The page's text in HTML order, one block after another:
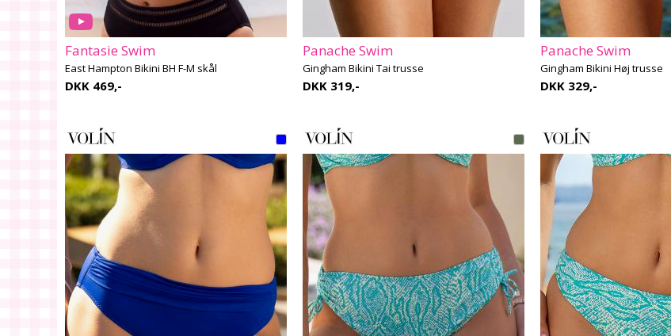
Fantasie Swim
East Hampton Bikini BH F-M skål
DKK 469,-
Panache Swim
Gingham Bikini Tai trusse
DKK 319,-
Panache Swim
Gingham Bikini Høj trusse
DKK 329,-